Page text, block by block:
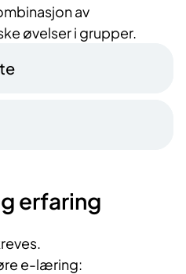
av
øvelser i grupper.
erfaring
e-læring: